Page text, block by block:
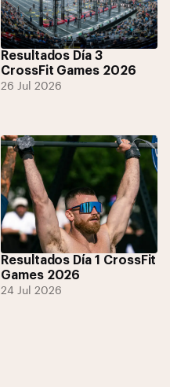
Resultados Día 3
CrossFit Games 2026
26 Jul 2026
Resultados Día 1 CrossFit
Games 2026
24 Jul 2026